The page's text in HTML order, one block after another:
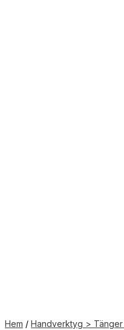
Hem / Handverktyg >